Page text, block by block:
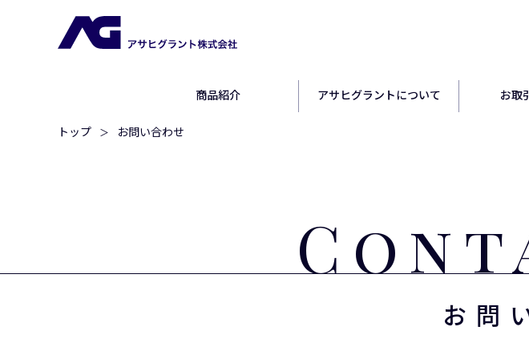
商品紹介 アサヒグラントについて お取
トップ お問い合わせ
お問